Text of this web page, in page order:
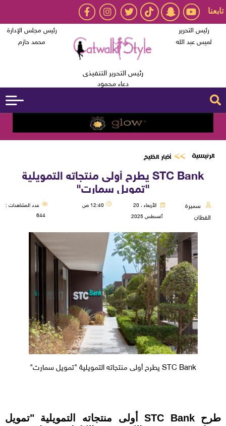
تابعنا
رئيس التحرير
لميس عبد الله
رئيس التحرير التنفيذى
دعاء محمود
رئيس مجلس الإدارة
محمد حازم
الرئيسية أخبار الخليج
STC Bank يطرح أولى منتجاته التمويلية
"تمويل سمارت"
سميرة
القطان
الأربعاء ، 20
أغسطس 2025
12:40 ص
عدد المشاهدات :
644
STC Bank يطرح أولى منتجاته التمويلية "تمويل سمارت"
طرح STC Bank أولى منتجاته التمويلية "تمويل